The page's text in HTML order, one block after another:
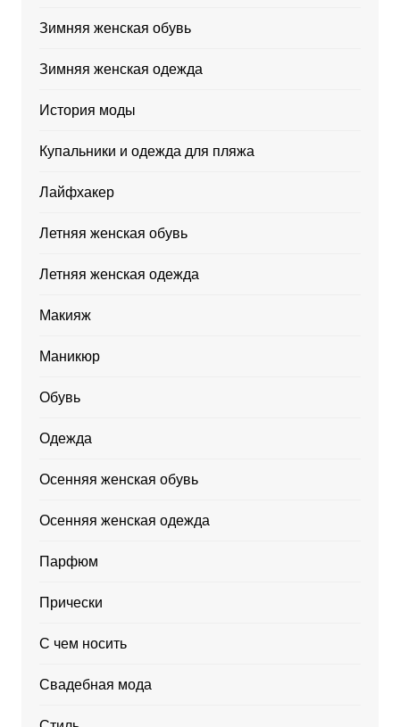
Зимняя женская обувь
Зимняя женская одежда
История моды
Купальники и одежда для пляжа
Лайфхакер
Летняя женская обувь
Летняя женская одежда
Макияж
Маникюр
Обувь
Одежда
Осенняя женская обувь
Осенняя женская одежда
Парфюм
Прически
С чем носить
Свадебная мода